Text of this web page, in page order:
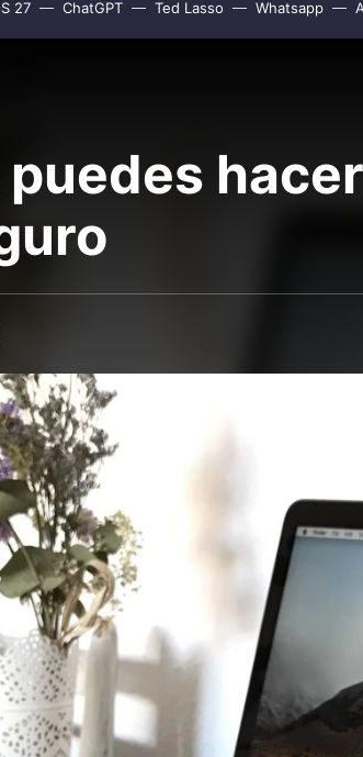
27 ChatGPT Ted Lasso Whatsapp